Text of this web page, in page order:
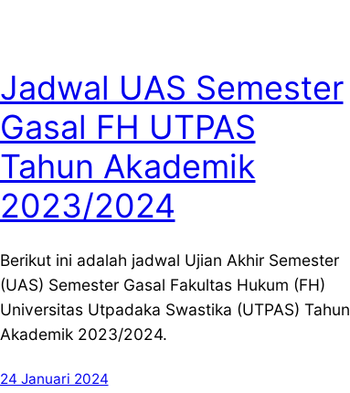
Jadwal UAS Semester
Gasal FH UTPAS
Tahun Akademik
2023/2024
Berikut ini adalah jadwal Ujian Akhir Semester
(UAS) Semester Gasal Fakultas Hukum (FH)
Universitas Utpadaka Swastika (UTPAS) Tahun
Akademik 2023/2024.
24 Januari 2024